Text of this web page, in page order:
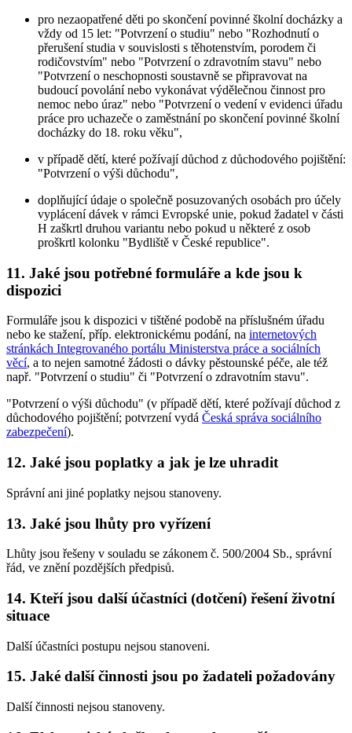
pro nezaopatřené děti po skončení povinné školní docházky a
vždy od 15 let: "Potvrzení o studiu" nebo "Rozhodnutí o
přerušení studia v souvislosti s těhotenstvím, porodem či
rodičovstvím" nebo "Potvrzení o zdravotním stavu" nebo
"Potvrzení o neschopnosti soustavně se připravovat na
budoucí povolání nebo vykonávat výdělečnou činnost pro
nemoc nebo úraz" nebo "Potvrzení o vedení v evidenci úřadu
práce pro uchazeče o zaměstnání po skončení povinné školní
docházky do 18. roku věku",
v případě dětí, které požívají důchod z důchodového pojištění:
"Potvrzení o výši důchodu",
doplňující údaje o společně posuzovaných osobách pro účely
vyplácení dávek v rámci Evropské unie, pokud žadatel v části
H zaškrtl druhou variantu nebo pokud u některé z osob
proškrtl kolonku "Bydliště v České republice".
11. Jaké jsou potřebné formuláře a kde jsou k
dispozici
Formuláře jsou k dispozici v tištěné podobě na příslušném úřadu
nebo ke stažení, příp. elektronickému podání, na internetových
stránkách Integrovaného portálu Ministerstva práce a sociálních
věcí, a to nejen samotné žádosti o dávky pěstounské péče, ale též
např. "Potvrzení o studiu" či "Potvrzení o zdravotním stavu".
"Potvrzení o výši důchodu" (v případě dětí, které požívají důchod z
důchodového pojištění; potvrzení vydá Česká správa sociálního
zabezpečení).
12. Jaké jsou poplatky a jak je lze uhradit
Správní ani jiné poplatky nejsou stanoveny.
13. Jaké jsou lhůty pro vyřízení
Lhůty jsou řešeny v souladu se zákonem č. 500/2004 Sb., správní
řád, ve znění pozdějších předpisů.
14. Kteří jsou další účastníci (dotčení) řešení životní
situace
Další účastníci postupu nejsou stanoveni.
15. Jaké další činnosti jsou po žadateli požadovány
Další činnosti nejsou stanoveny.